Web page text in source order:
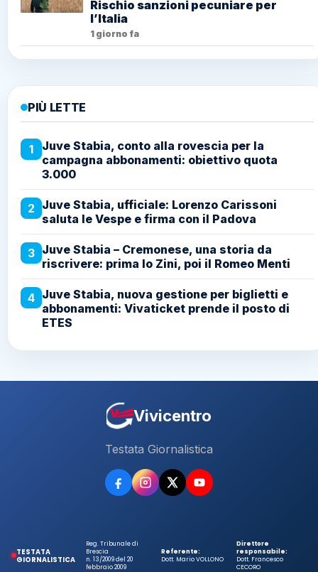
Rischio sanzioni pecuniare per
l’Italia
1 giorno fa
PIÙ LETTE
1
Juve Stabia, conto alla rovescia per la
campagna abbonamenti: obiettivo quota
3.000
2 Juve Stabia, ufficiale: Lorenzo Carissoni
saluta le Vespe e firma con il Padova
3 Juve Stabia – Cremonese, una storia da
riscrivere: prima lo Zini, poi il Romeo Menti
4 Juve Stabia, nuova gestione per biglietti e
abbonamenti: Vivaticket prende il posto di
ETES
Vivicentro
Testata Giornalistica
TESTATA
GIORNALISTICA
Reg. Tribunale di
Brescia
n. 13/2009 del 20
febbraio 2009
Referente:
Dott. Mario VOLLONO
Direttore
responsabile:
Dott. Francesco
CECORO